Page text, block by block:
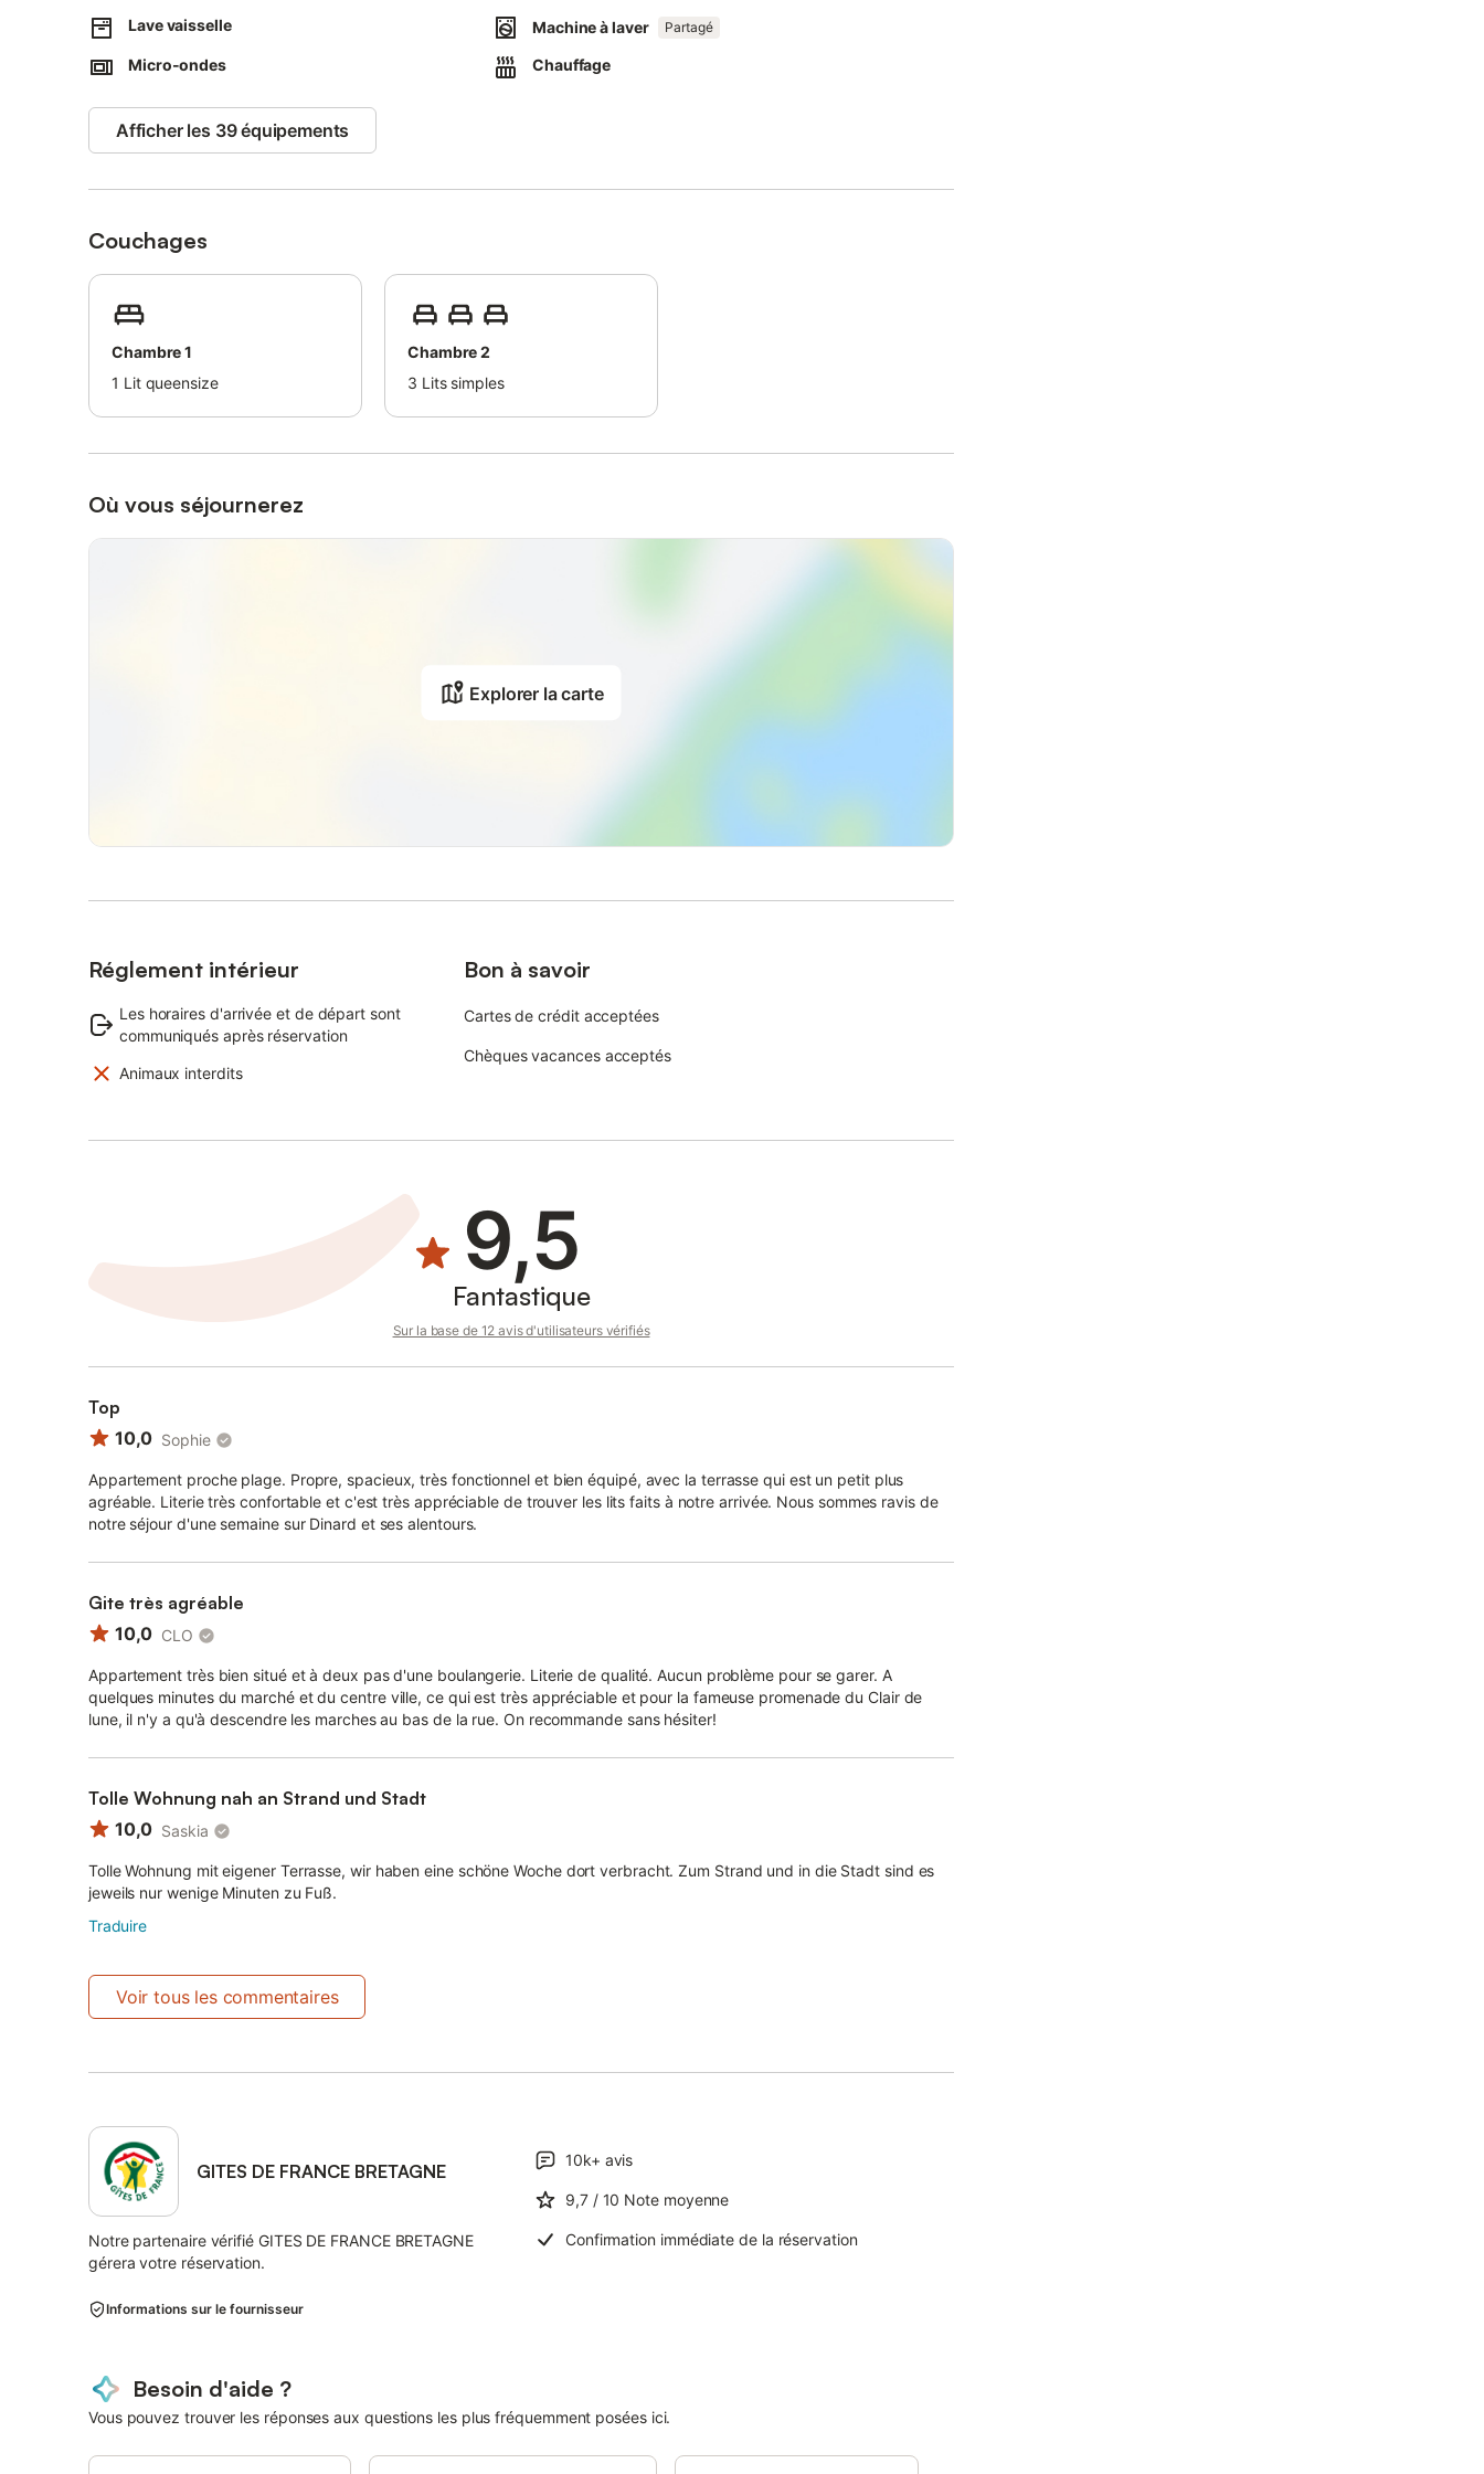
L'établissement les Mots Bleus est situé dans petit immeuble calme.
Tout se fait à pied, port, marché, plage , vous êtes au pied de la promenade du Clair de Lune et dans le centre de
Dinard.
Le prix comprend : le chauffage, l'électricité
hébergement ne le permet pas.
Lave vaisselle Machine à laver Partagé
Micro-ondes Chauffage
Afficher les 39 équipements
Couchages
Chambre 1
1 Lit queensize
Chambre 2
3 Lits simples
Où vous séjournerez
Explorer la carte
Réglement intérieur
Les horaires d'arrivée et de départ sont
communiqués après réservation
Animaux interdits
Bon à savoir
Cartes de crédit acceptées
Chèques vacances acceptés
9,5
Fantastique
Sur la base de 12 avis d'utilisateurs vérifiés
Top
10,0 Sophie
Appartement proche plage. Propre, spacieux, très fonctionnel et bien équipé, avec la terrasse qui est un petit plus
agréable. Literie très confortable et c'est très appréciable de trouver les lits faits à notre arrivée. Nous sommes ravis de
notre séjour d'une semaine sur Dinard et ses alentours.
Gite très agréable
10,0 CLO
Appartement très bien situé et à deux pas d'une boulangerie. Literie de qualité. Aucun problème pour se garer. A
quelques minutes du marché et du centre ville, ce qui est très appréciable et pour la fameuse promenade du Clair de
lune, il n'y a qu'à descendre les marches au bas de la rue. On recommande sans hésiter!
Tolle Wohnung nah an Strand und Stadt
10,0 Saskia
Tolle Wohnung mit eigener Terrasse, wir haben eine schöne Woche dort verbracht. Zum Strand und in die Stadt sind es
jeweils nur wenige Minuten zu Fuß.
Traduire
Voir tous les commentaires
GITES DE FRANCE BRETAGNE
Notre partenaire vérifié GITES DE FRANCE BRETAGNE
gérera votre réservation.
10k+ avis
9,7 / 10 Note moyenne
Confirmation immédiate de la réservation
Informations sur le fournisseur
Besoin d'aide ?
Vous pouvez trouver les réponses aux questions les plus fréquemment posées ici.